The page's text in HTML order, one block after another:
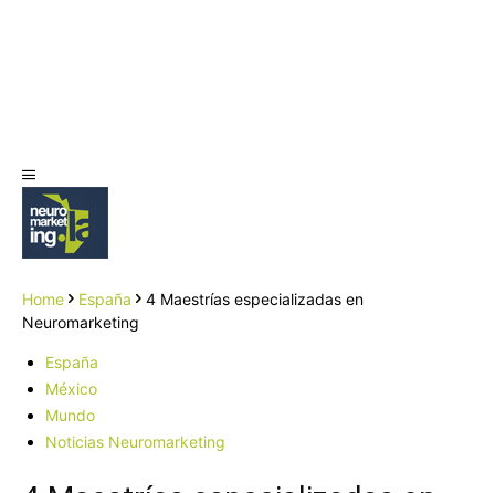
Home España
4 Maestrías especializadas en
Neuromarketing
España
México
Mundo
Noticias Neuromarketing